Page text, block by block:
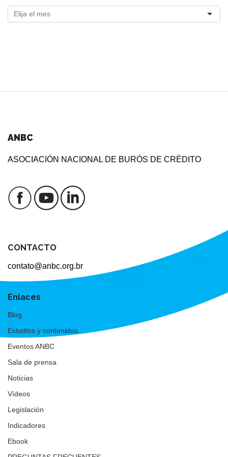
ANBC
ASOCIACIÓN NACIONAL DE BURÓS DE CRÉDITO
CONTACTO
contato@anbc.org.br
Enlaces
Blog
Estudios y contenidos
Eventos ANBC
Sala de prensa
Noticias
Vídeos
Legislación
Indicadores
Ebook